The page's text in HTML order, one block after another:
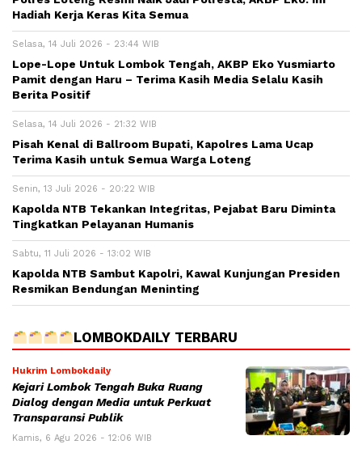
Hadiah Kerja Keras Kita Semua
Selasa, 14 Juli 2026 - 23:44 WIB
Lope-Lope Untuk Lombok Tengah, AKBP Eko Yusmiarto
Pamit dengan Haru – Terima Kasih Media Selalu Kasih
Berita Positif
Selasa, 14 Juli 2026 - 21:32 WIB
Pisah Kenal di Ballroom Bupati, Kapolres Lama Ucap
Terima Kasih untuk Semua Warga Loteng
Senin, 13 Juli 2026 - 20:22 WIB
Kapolda NTB Tekankan Integritas, Pejabat Baru Diminta
Tingkatkan Pelayanan Humanis
Sabtu, 11 Juli 2026 - 13:02 WIB
Kapolda NTB Sambut Kapolri, Kawal Kunjungan Presiden
Resmikan Bendungan Meninting
LOMBOKDAILY TERBARU
Hukrim Lombokdaily
Kejari Lombok Tengah Buka Ruang
Dialog dengan Media untuk Perkuat
Transparansi Publik
Kamis, 6 Agu 2026 - 12:06 WIB